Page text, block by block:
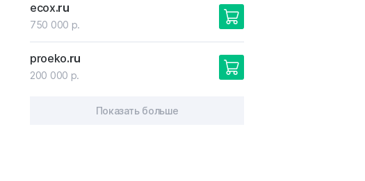
ecox.ru
750 000 р.
proeko.ru
200 000 р.
Показать больше